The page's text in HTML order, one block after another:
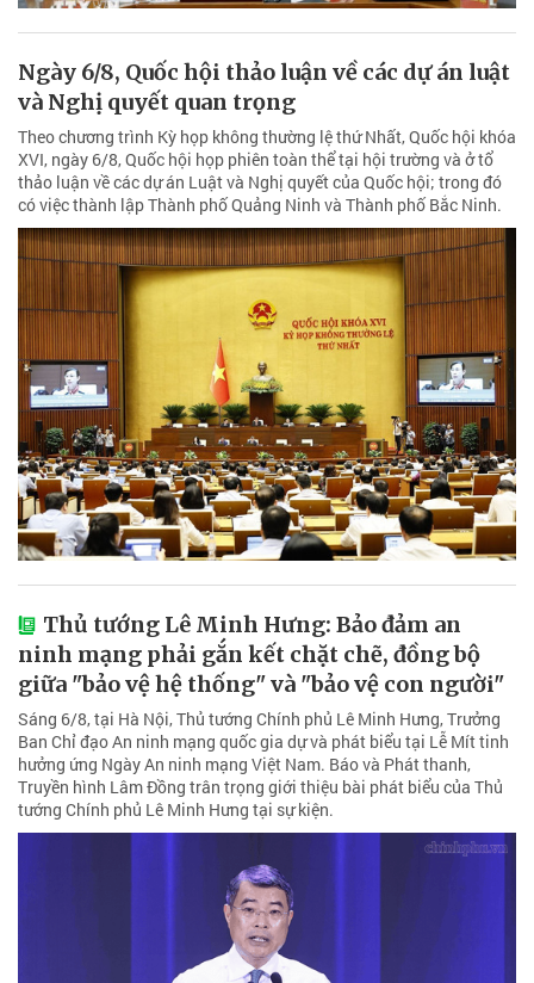
Ngày 6/8, Quốc hội thảo luận về các dự án luật
và Nghị quyết quan trọng
Theo chương trình Kỳ họp không thường lệ thứ Nhất, Quốc hội khóa
XVI, ngày 6/8, Quốc hội họp phiên toàn thể tại hội trường và ở tổ
thảo luận về các dự án Luật và Nghị quyết của Quốc hội; trong đó
có việc thành lập Thành phố Quảng Ninh và Thành phố Bắc Ninh.
Thủ tướng Lê Minh Hưng: Bảo đảm an
ninh mạng phải gắn kết chặt chẽ, đồng bộ
giữa "bảo vệ hệ thống" và "bảo vệ con người"
Sáng 6/8, tại Hà Nội, Thủ tướng Chính phủ Lê Minh Hưng, Trưởng
Ban Chỉ đạo An ninh mạng quốc gia dự và phát biểu tại Lễ Mít tinh
hưởng ứng Ngày An ninh mạng Việt Nam. Báo và Phát thanh,
Truyền hình Lâm Đồng trân trọng giới thiệu bài phát biểu của Thủ
tướng Chính phủ Lê Minh Hưng tại sự kiện.